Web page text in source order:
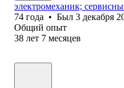
электромеханик;
74 года • Был 3 декабря
Общий опыт
38 лет 7 месяцев